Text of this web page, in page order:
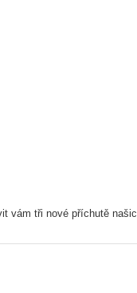
vám tři nové příchutě